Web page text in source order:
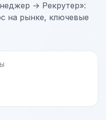
→ Рекрутер»:
на рынке, ключевые